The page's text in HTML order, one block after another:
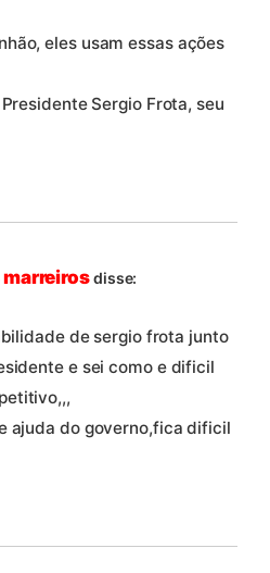
eles usam essas ações
Sergio Frota, seu
marreirosdisse:
de sergio frota junto
e sei como e dificil
ajuda do governo,fica dificil